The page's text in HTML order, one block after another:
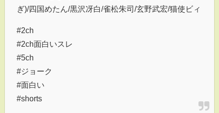
ぎ)/四国めたん/黒沢冴白/雀松朱司/玄野武宏/猫使ビィ
#2ch
#2ch面白いスレ
#5ch
#ジョーク
#面白い
#shorts